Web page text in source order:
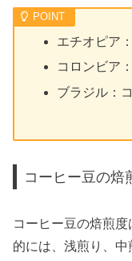
エチオピア
コロンビア
ブラジル：
コーヒー豆の焙
コーヒー豆の焙煎
的には、浅煎り、中